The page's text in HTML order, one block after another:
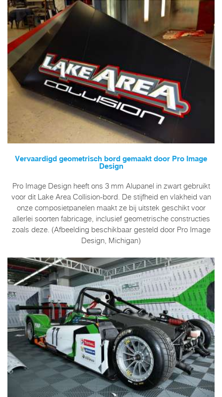
Vervaardigd geometrisch bord gemaakt door Pro Image
Design
Pro Image Design heeft ons 3 mm Alupanel in zwart gebruikt
voor dit Lake Area Collision-bord. De stijfheid en vlakheid van
onze composietpanelen maakt ze bij uitstek geschikt voor
allerlei soorten fabricage, inclusief geometrische constructies
zoals deze. (Afbeelding beschikbaar gesteld door Pro Image
Design, Michigan)